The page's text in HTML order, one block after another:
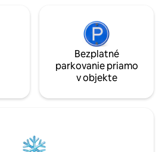
Bezplatné
parkovanie priamo
v objekte